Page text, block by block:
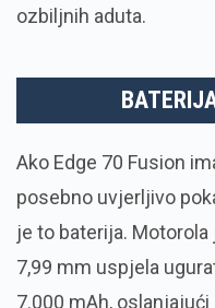
ozbiljnih aduta.
Ako Edge 70 Fusion
posebno uvjerljivo
je to baterija.
7,99 mm uspjela
7.000 mAh,